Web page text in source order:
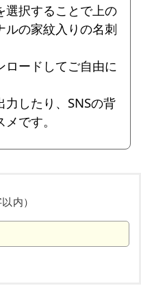
選択することで上の
ルの家紋入りの名刺
ロードしてご自由に
したり、SNSの背
です。
内）